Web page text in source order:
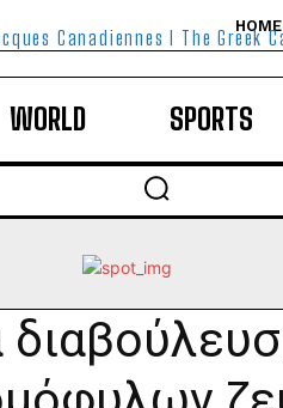
HOME
Canadiennes I The Greek
WORLD SPORTS